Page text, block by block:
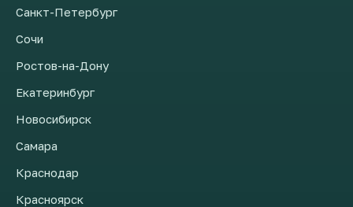
Санкт-Петербург
Сочи
Ростов-на-Дону
Екатеринбург
Новосибирск
Самара
Краснодар
Красноярск